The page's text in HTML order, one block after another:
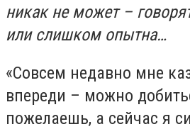
никак не может –
или слишком опытна…
«Совсем недавно мне
впереди – можно
пожелаешь, а сейчас я